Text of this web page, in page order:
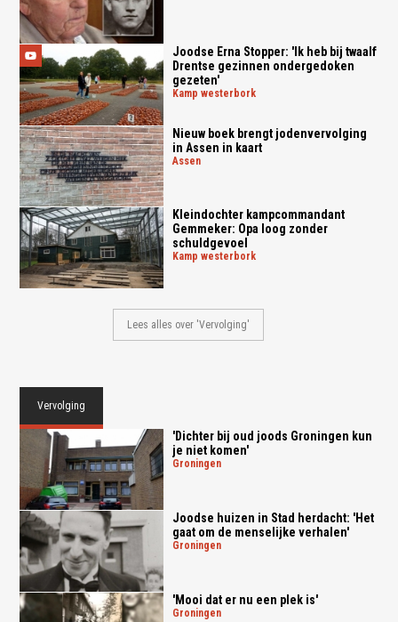
Joodse Erna Stopper: 'Ik heb bij twaalf
Drentse gezinnen ondergedoken
gezeten'
kamp westerbork
Nieuw boek brengt jodenvervolging
in Assen in kaart
assen
Kleindochter kampcommandant
Gemmeker: Opa loog zonder
schuldgevoel
kamp westerbork
Lees alles over 'Vervolging'
Vervolging
'Dichter bij oud joods Groningen kun
je niet komen'
groningen
Joodse huizen in Stad herdacht: 'Het
gaat om de menselijke verhalen'
groningen
'Mooi dat er nu een plek is'
groningen